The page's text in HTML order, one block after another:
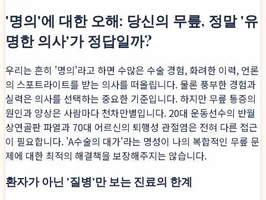
'명의'에 대한 오해: 당신의 무릎, 정말 '유
명한 의사'가 정답일까?
우리는 흔히 '명의'라고 하면 수많은 수술 경험, 화려한 이력, 언론
의 스포트라이트를 받는 의사를 떠올립니다. 물론 풍부한 경험과
실력은 의사를 선택하는 중요한 기준입니다. 하지만 무릎 통증의
원인과 양상은 사람마다 천차만별입니다. 20대 운동선수의 반월
상연골판 파열과 70대 어르신의 퇴행성 관절염은 전혀 다른 접근
이 필요합니다. 'A수술의 대가'라는 명성이 나의 복합적인 무릎 문
제에 대한 최적의 해결책을 보장해주지는 않습니다.
환자가 아닌 '질병'만 보는 진료의 한계